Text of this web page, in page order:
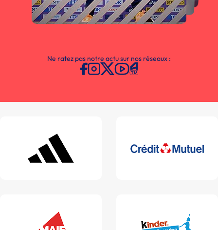
Ne ratez pas notre actu sur nos réseaux :